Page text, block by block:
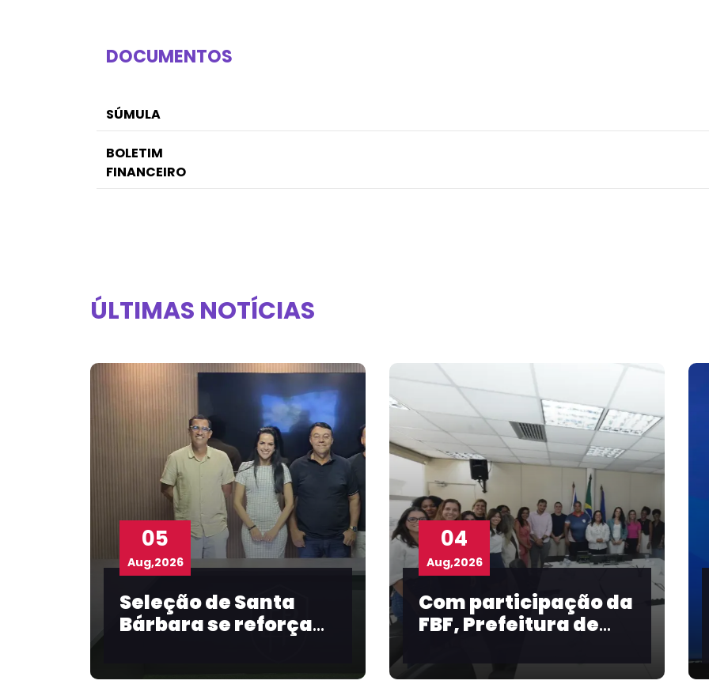
DOCUMENTOS
SÚMULA
BOLETIM
FINANCEIRO
ÚLTIMAS NOTÍCIAS
04
Aug,2026
Com participação da
FBF, Prefeitura de
03
Aug,2026
Taíse Galvão
representa FBF em
Mobilização